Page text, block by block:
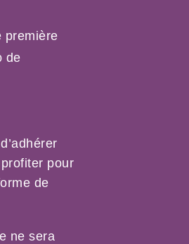
première
de
pour
de
ne sera